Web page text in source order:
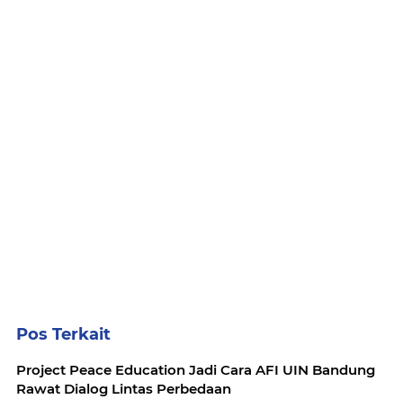
Pos Terkait
Project Peace Education Jadi Cara AFI UIN Bandung
Rawat Dialog Lintas Perbedaan